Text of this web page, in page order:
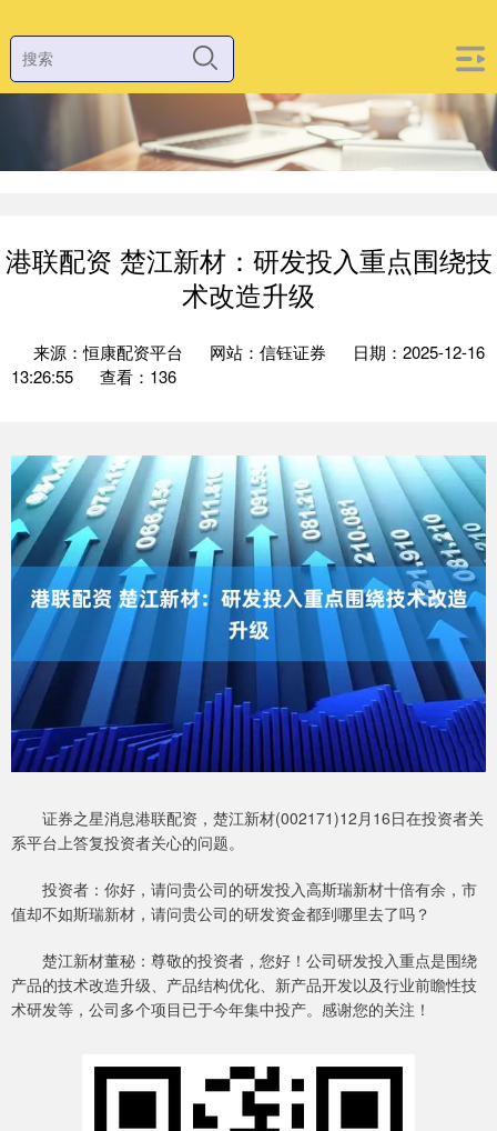
港联配资 楚江新材：研发投入重点围绕技
术改造升级
来源：恒康配资平台 网站：信钰证券
日期：2025-12-16
13:26:55
查看：136
证券之星消息港联配资，楚江新材(002171)12月16日在投资者关
系平台上答复投资者关心的问题。
投资者：你好，请问贵公司的研发投入高斯瑞新材十倍有余，市
值却不如斯瑞新材，请问贵公司的研发资金都到哪里去了吗？
楚江新材董秘：尊敬的投资者，您好！公司研发投入重点是围绕
产品的技术改造升级、产品结构优化、新产品开发以及行业前瞻性技
术研发等，公司多个项目已于今年集中投产。感谢您的关注！